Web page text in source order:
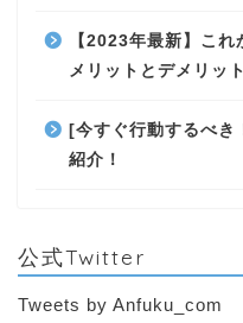
【2023年最新】こ
メリットとデメリッ
[今すぐ行動するべき
紹介！
公式Twitter
Tweets by Anfuku_com